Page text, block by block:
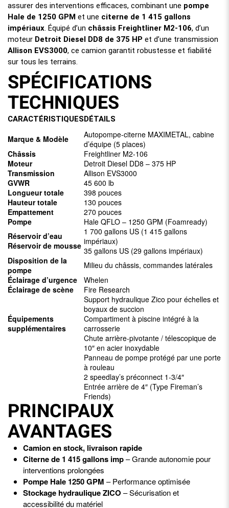
assurer des interventions efficaces, combinant une pompe
Hale de 1250 GPM et une citerne de 1 415 gallons
impériaux. Équipé d’un châssis Freightliner M2-106, d’un
moteur Detroit Diesel DD8 de 375 HP et d’une transmission
Allison EVS3000, ce camion garantit robustesse et fiabilité
sur tous les terrains.
SPÉCIFICATIONS
TECHNIQUES
CARACTÉRISTIQUESDÉTAILS
Marque & Modèle
Autopompe-citerne MAXIMETAL, cabine
d’équipe (5 places)
Châssis
Freightliner M2-106
Moteur
Detroit Diesel DD8 – 375 HP
Transmission
Allison EVS3000
GVWR
45 600 lb
Longueur totale
398 pouces
Hauteur totale
130 pouces
Empattement
270 pouces
Pompe
Hale QFLO – 1250 GPM (Foamready)
Réservoir d’eau
Réservoir de mousse
1 700 gallons US (1 415 gallons
impériaux)
35 gallons US (29 gallons impériaux)
Disposition de la
pompe
Milieu du châssis, commandes latérales
Éclairage d’urgence
Whelen
Éclairage de scène
Fire Research
Équipements
supplémentaires
Support hydraulique Zico pour échelles et
boyaux de succion
Compartiment à piscine intégré à la
carrosserie
Chute arrière-pivotante / télescopique de
10″ en acier inoxydable
Panneau de pompe protégé par une porte
à rouleau
2 speedlay’s préconnect 1-3/4″
Entrée arrière de 4″ (Type Fireman’s
Friends)
PRINCIPAUX
AVANTAGES
Camion en stock, livraison rapide
Citerne de 1 415 gallons imp– Grande autonomie pour
interventions prolongées
Pompe Hale 1250 GPM – Performance optimisée
Stockage hydraulique ZICO – Sécurisation et
accessibilité du matériel